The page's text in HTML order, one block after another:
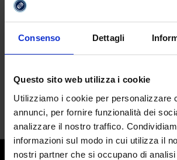
Consenso Dettagli
Questo sito web utilizza i cookie
Utilizziamo i cookie per personalizzare
annunci, per fornire funzionalità dei
analizzare il nostro traffico.
informazioni sul modo in cui utilizza il
nostri partner che si occupano di